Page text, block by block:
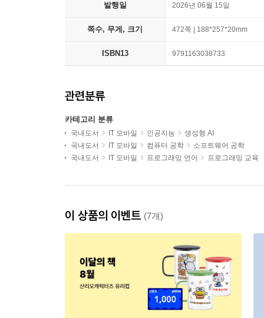
발행일 2026년 06월 15일
쪽수, 무게, 크기 472쪽 | 188*257*20mm
ISBN13 9791163038733
관련분류
카테고리 분류
국내도서 IT 모바일 인공지능
생성형 AI
국내도서
IT 모바일 컴퓨터 공학
소프트웨어 공학
국내도서
IT 모바일 프로그래밍 언어 프로그래밍 교육
이 상품의 이벤트 (7개)